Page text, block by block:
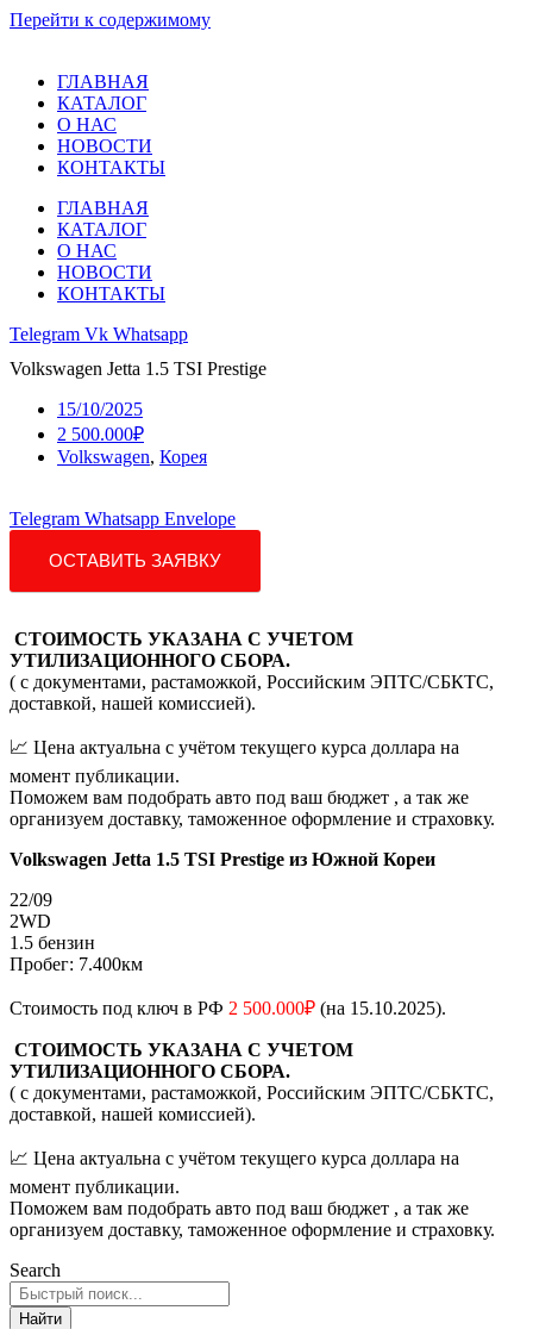
Перейти к содержимому
ГЛАВНАЯ
КАТАЛОГ
О НАС
НОВОСТИ
КОНТАКТЫ
ГЛАВНАЯ
КАТАЛОГ
О НАС
НОВОСТИ
КОНТАКТЫ
Telegram Vk Whatsapp
Volkswagen Jetta 1.5 TSI Prestige
15/10/2025
2 500.000₽
Volkswagen, Корея
Telegram Whatsapp Envelope
ОСТАВИТЬ ЗАЯВКУ
СТОИМОСТЬ УКАЗАНА С УЧЕТОМ
УТИЛИЗАЦИОННОГО СБОРА.
( с документами, растаможкой, Российским ЭПТС/СБКТС,
доставкой, нашей комиссией).
📈 Цена актуальна с учётом текущего курса доллара на
момент публикации.
Поможем вам подобрать авто под ваш бюджет , а так же
организуем доставку, таможенное оформление и страховку.
Volkswagen Jetta 1.5 TSI Prestige из Южной Кореи
22/09
2WD
1.5 бензин
Пробег: 7.400км
Стоимость под ключ в РФ 2 500.000₽ (на 15.10.2025).
СТОИМОСТЬ УКАЗАНА С УЧЕТОМ
УТИЛИЗАЦИОННОГО СБОРА.
( с документами, растаможкой, Российским ЭПТС/СБКТС,
доставкой, нашей комиссией).
📈 Цена актуальна с учётом текущего курса доллара на
момент публикации.
Поможем вам подобрать авто под ваш бюджет , а так же
организуем доставку, таможенное оформление и страховку.
Search
Найти